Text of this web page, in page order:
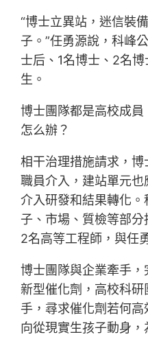
“博士立異站，迷信裝
子。”任勇源說，科峰
士后、1名博士、2名
生。
博士團隊都是高校成員
怎么辦？
相干治理措施請求，
職員介入，建站單元也
介入研發和結果轉化
子、市場、質檢等部
2名高等工程師，與任
博士團隊與企業牽手
新型催化劑，高校科
手，尋求催化劑若何
向從現實生孩子動身